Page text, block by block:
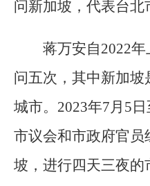
问新加坡，代表台北
蒋万安自2022
问五次，其中新加坡
城市。2023年7月5
市议会和市政府官员
坡，进行四天三夜的